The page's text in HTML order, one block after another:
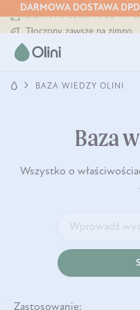
DARMOWA DOSTAWA
Darmowa dostawa od 199 zł
Tłoczony zawsze na zimno
Darmowa dostawa od 199 zł
BAZA WIEDZY OLINI
Baza
Wszystko o
Zastosowanie: